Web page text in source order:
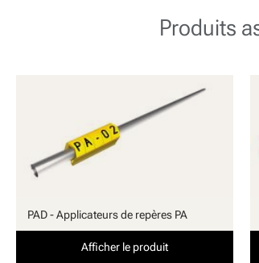
Produits
PAD - Applicateurs de repères PA
Afficher le produit